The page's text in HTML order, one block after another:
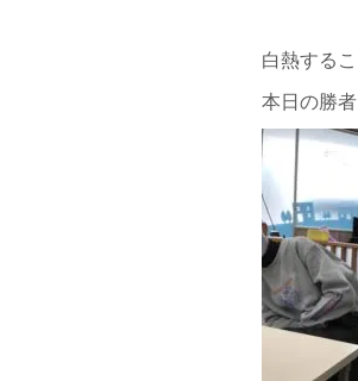
白熱する
本日の勝者